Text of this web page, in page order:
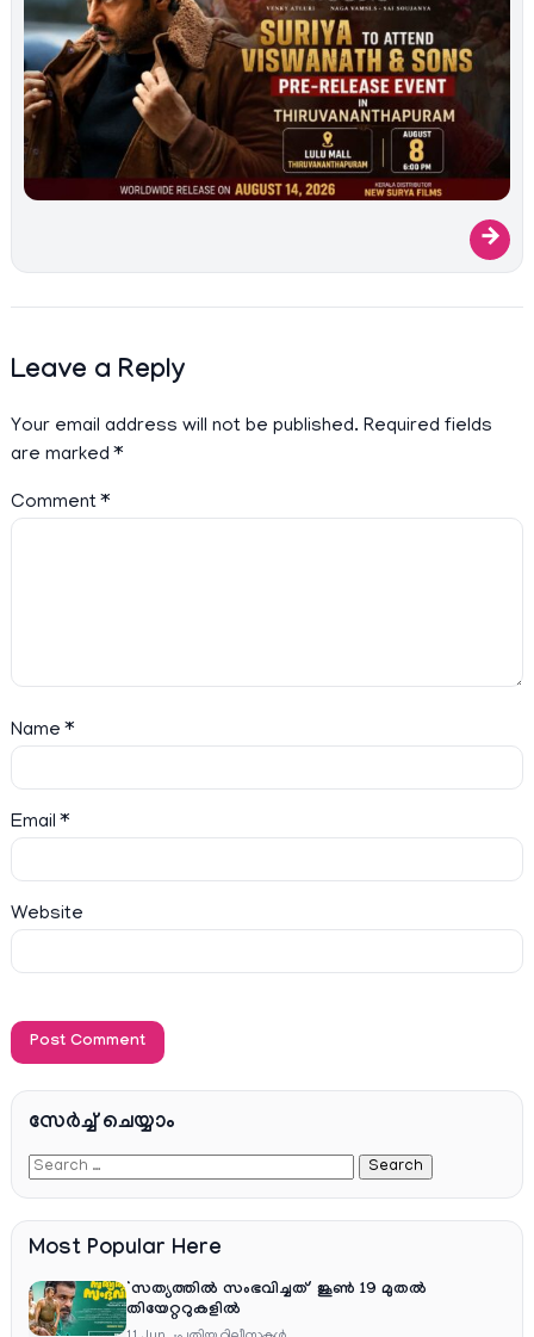
→
Leave a Reply
Your email address will not be published. Required fields
are marked*
Comment*
Name*
Email*
Website
സേര്‍ച്ച്‌ ചെയ്യാം
Most Popular Here
‘സത്യത്തിൽ സംഭവിച്ചത്’ ജൂൺ 19 മുതൽ
തിയേറ്ററുകളിൽ